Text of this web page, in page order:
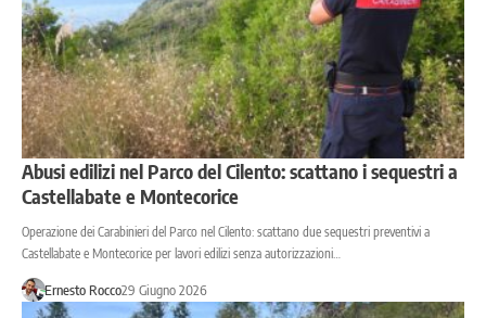
Abusi edilizi nel Parco del Cilento: scattano i sequestri a
Castellabate e Montecorice
Operazione dei Carabinieri del Parco nel Cilento: scattano due sequestri preventivi a
Castellabate e Montecorice per lavori edilizi senza autorizzazioni…
Ernesto Rocco29 Giugno 2026